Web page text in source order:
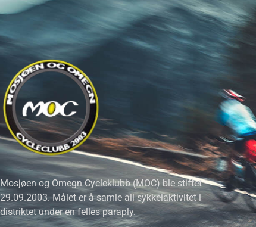
Mosjøen og Omegn Cycleklubb (MOC) ble stiftet
29.09.2003. Målet er å samle all sykkelaktivitet i
distriktet under en felles paraply.